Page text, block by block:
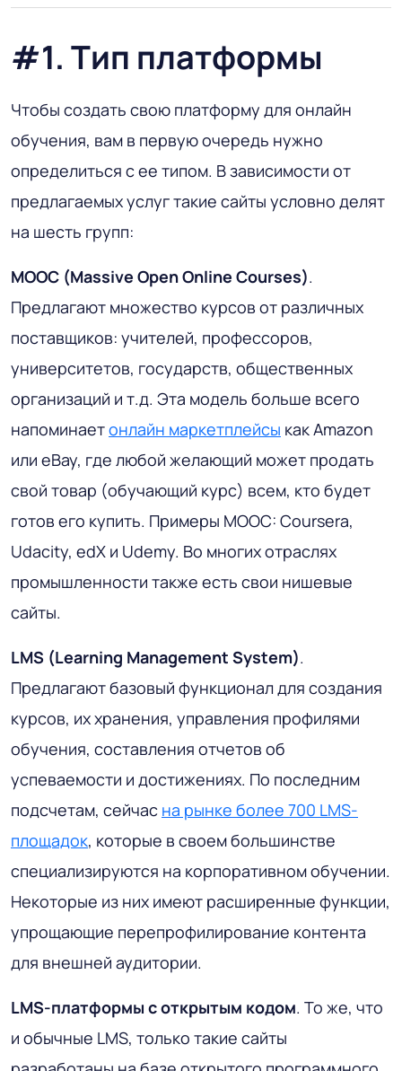
#1. Тип платформы
Чтобы создать свою платформу для онлайн
обучения, вам в первую очередь нужно
определиться с ее типом. В зависимости от
предлагаемых услуг такие сайты условно делят
на шесть групп:
MOOC (Massive Open Online Courses).
Предлагают множество курсов от различных
поставщиков: учителей, профессоров,
университетов, государств, общественных
организаций и т.д. Эта модель больше всего
напоминаетонлайн маркетплейсы как Amazon
или eBay, где любой желающий может продать
свой товар (обучающий курс) всем, кто будет
готов его купить. Примеры MOOC: Coursera,
Udacity, edX и Udemy. Во многих отраслях
промышленности также есть свои нишевые
сайты.
LMS (Learning Management System).
Предлагают базовый функционал для создания
курсов, их хранения, управления профилями
обучения, составления отчетов об
успеваемости и достижениях. По последним
подсчетам, сейчас на рынке более 700 LMS-
площадок, которые в своем большинстве
специализируются на корпоративном обучении.
Некоторые из них имеют расширенные функции,
упрощающие перепрофилирование контента
для внешней аудитории.
LMS-платформы с открытым кодом. То же, что
и обычные LMS, только такие сайты